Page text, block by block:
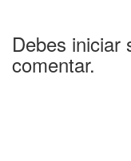
Debes iniciar
comentar.